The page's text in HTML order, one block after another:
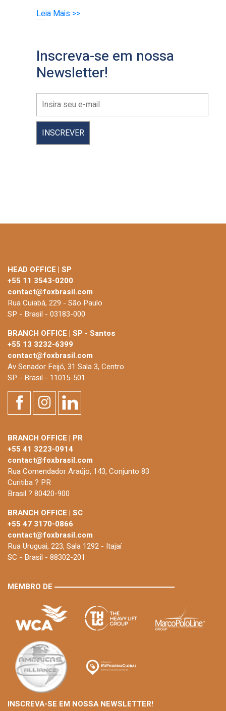
Leia Mais >>
Inscreva-se em nossa
Newsletter!
HEAD OFFICE | SP
+55 11 3543-0200
contact@foxbrasil.com
Rua Cuiabá, 229 - São Paulo
SP - Brasil - 03183-000
BRANCH OFFICE | SP - Santos
+55 13 3232-6399
contact@foxbrasil.com
Av Senador Feijó, 31 Sala 3, Centro
SP - Brasil - 11015-501
BRANCH OFFICE | PR
+55 41 3223-0914
contact@foxbrasil.com
Rua Comendador Araújo, 143, Conjunto 83
Curitiba ? PR
Brasil ? 80420-900
BRANCH OFFICE | SC
+55 47 3170-0866
contact@foxbrasil.com
Rua Uruguai, 223, Sala 1292 - Itajaí
SC - Brasil - 88302-201
MEMBRO DE
INSCREVA-SE EM NOSSA NEWSLETTER!